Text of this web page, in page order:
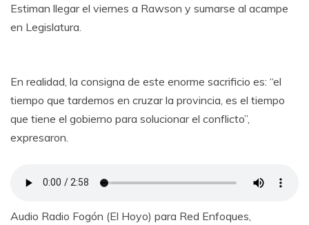
Estiman llegar el viernes a Rawson y sumarse al acampe
en Legislatura.
En realidad, la consigna de este enorme sacrificio es: “el
tiempo que tardemos en cruzar la provincia, es el tiempo
que tiene el gobierno para solucionar el conflicto”,
expresaron.
Audio Radio Fogón (El Hoyo) para Red Enfoques,